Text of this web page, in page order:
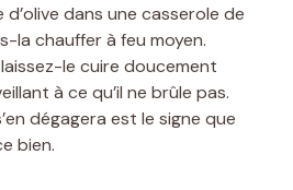
d’olive dans une casserole de
la chauffer à feu moyen.
le cuire doucement
à ce qu’il ne brûle pas.
dégagera est le signe que
bien.